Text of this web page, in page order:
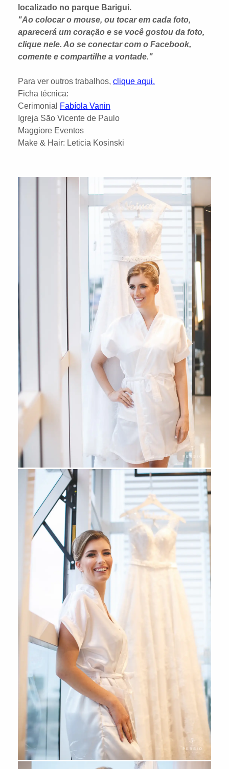
localizado no parque Barigui.
"Ao colocar o mouse, ou tocar em cada foto,
aparecerá um coração e se você gostou da foto,
clique nele. Ao se conectar com o Facebook,
comente e compartilhe a vontade."
Para ver outros trabalhos, clique aqui.
Ficha técnica:
Cerimonial
Fabíola Vanin
Igreja São Vicente de Paulo
Maggiore Eventos
Make & Hair: Leticia Kosinski